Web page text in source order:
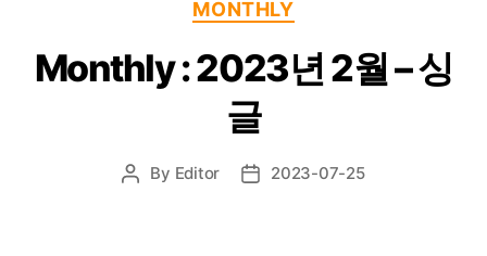
MONTHLY
Monthly : 2023년 2월 – 싱
글
Post
By Editor
Post2023-07-25